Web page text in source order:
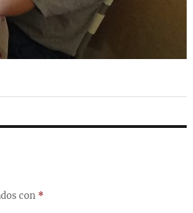
con *